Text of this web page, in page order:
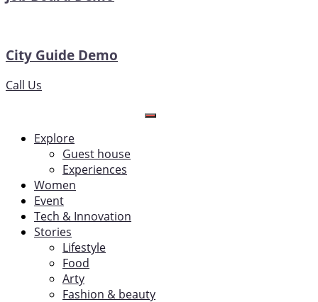
City Guide Demo
Call Us
Explore
Guest house
Experiences
Women
Event
Tech & Innovation
Stories
Lifestyle
Food
Arty
Fashion & beauty